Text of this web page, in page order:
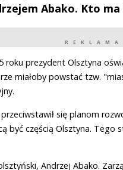
Abako. Kto ma
REKLAMA
roku prezydent Olsztyna
miałoby powstać tzw.
się planom
być częścią Olsztyna.
Andrzej Abako.